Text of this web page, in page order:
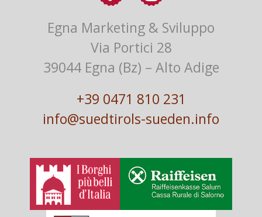
Egna Marketing & Sviluppo
Via Portici 28
39044 Egna (Bz) – Alto Adige
+39 0471 810 231
info@suedtirols-sueden.info